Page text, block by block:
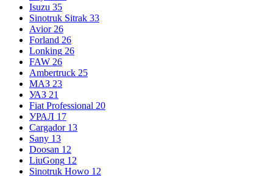
Isuzu 35
Sinotruk Sitrak 33
Avior 26
Forland 26
Lonking 26
FAW 26
Ambertruck 25
МАЗ 23
УАЗ 21
Fiat Professional 20
УРАЛ 17
Cargador 13
Sany 13
Doosan 12
LiuGong 12
Sinotruk Howo 12